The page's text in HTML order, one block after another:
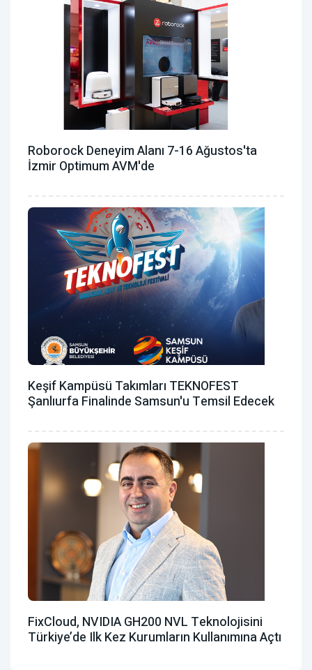
Roborock Deneyim Alanı 7-16 Ağustos'ta
İzmir Optimum AVM'de
Keşif Kampüsü Takımları TEKNOFEST
Şanlıurfa Finalinde Samsun'u Temsil Edecek
FixCloud, NVIDIA GH200 NVL Teknolojisini
Türkiye’de Ilk Kez Kurumların Kullanımına Açtı